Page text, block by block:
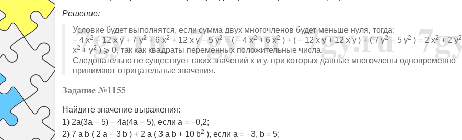
Решение:
Условие будет выполнятся, если сумма двух многочленов будет меньше нуля, тогда:
− 4 x2− 12 x y + 7 y2+ 6 x2 + 12 x y − 5 y2= ( − 4 x2+ 6 x2 ) + ( − 12 x y + 12 x y ) + ( 7 y2 − 5 y2 ) = 2 x2+ 2 y2
x2 + y2) ⩾ 0, так как квадраты переменных положительные числа.
Следовательно не существует таких значений x и y, при которых данные многочлены одновременно
принимают отрицательные значения.
Задание №1155
Найдите значение выражения:
1) 2a(3a − 5) − 4a(4a − 5), если a = −0,2;
2) 7 a b ( 2 a − 3 b ) + 2 a ( 3 a b + 10 b2 ), если a = −3, b = 5;